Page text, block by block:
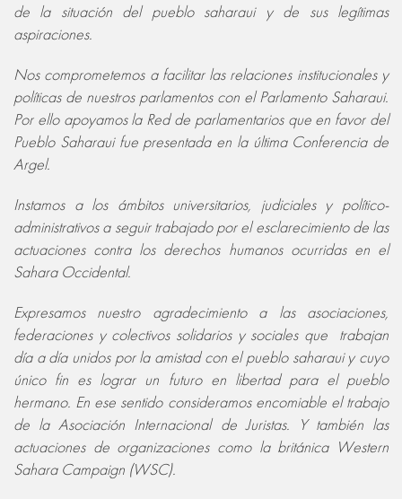
de la situación del pueblo saharaui y de sus legítimas
aspiraciones.
Nos comprometemos a facilitar las relaciones institucionales y
políticas de nuestros parlamentos con el Parlamento Saharaui.
Por ello apoyamos la Red de parlamentarios que en favor del
Pueblo Saharaui fue presentada en la última Conferencia de
Argel.
Instamos a los ámbitos universitarios, judiciales y político-
administrativos a seguir trabajado por el esclarecimiento de las
actuaciones contra los derechos humanos ocurridas en el
Sahara Occidental.
Expresamos nuestro agradecimiento a las asociaciones,
federaciones y colectivos solidarios y sociales que trabajan
día a día unidos por la amistad con el pueblo saharaui y cuyo
único fin es lograr un futuro en libertad para el pueblo
hermano. En ese sentido consideramos encomiable el trabajo
de la Asociación Internacional de Juristas. Y también las
actuaciones de organizaciones como la británica Western
Sahara Campaign (WSC).